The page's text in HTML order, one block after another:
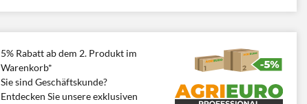
5% Rabatt ab dem 2. Produkt im
Warenkorb*
Sie sind Geschäftskunde?
Entdecken Sie unsere exklusiven